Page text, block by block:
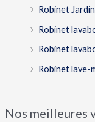
Robinet Jardin
Robinet
Robinet
Robinet lave-
Nos meilleures